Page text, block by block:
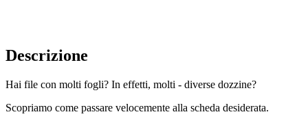
Descrizione
Hai file con molti fogli? In effetti, molti - diverse dozzine?
Scopriamo come passare velocemente alla scheda desiderata.